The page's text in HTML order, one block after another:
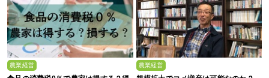
農業経営 農業経営